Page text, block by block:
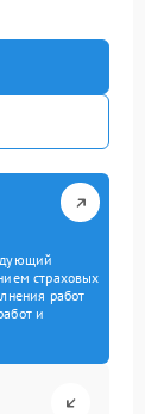
страховых
работ
и